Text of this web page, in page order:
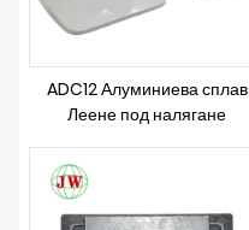
ADC12 Алуминиева сплав
Леене под налягане